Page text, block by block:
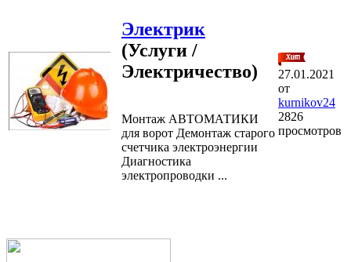
Электрик
(Услуги /
Электричество)
Монтаж АВТОМАТИКИ
для ворот Демонтаж старого
счетчика электроэнергии
Диагностика
электропроводки ...
27.01.2021
от
kurnikov24
2826
просмотров